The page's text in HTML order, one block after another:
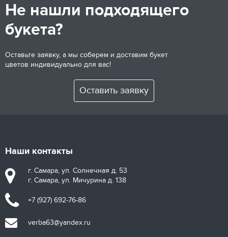
Не нашли подходящего
букета?
Оставьте заявку, а мы соберем и доставим букет
цветов индивидуально для вас!
Оставить заявку
Наши контакты
г. Самара, ул. Солнечная д. 53
г. Самара, ул. Мичурина д. 138
+7 (927) 692-76-86
verba63@yandex.ru